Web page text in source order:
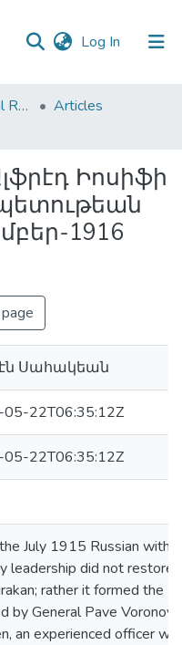
Log In (current)
Haigazian Armenological Review
Articles
Իոսիֆի
1916
Սահակեան
22T06:35:12Z
22T06:35:12Z
July 1915 Russian
leadership did not restore
rather it formed the
by General Pave
an experienced officer